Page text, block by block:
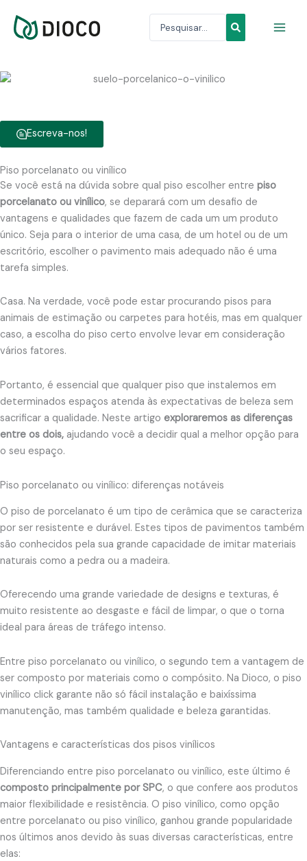
content
Escreva-nos!
Piso porcelanato ou vinílico
Se você está na dúvida sobre qual piso escolher entre piso
porcelanato ou vinílico, se deparará com um desafio de
vantagens e qualidades que fazem de cada um um produto
único. Seja para o interior de uma casa, de um hotel ou de um
escritório, escolher o pavimento mais adequado não é uma
tarefa simples.
Casa. Na verdade, você pode estar procurando pisos para
animais de estimação ou carpetes para hotéis, mas em qualquer
caso, a escolha do piso certo envolve levar em consideração
vários fatores.
Portanto, é essencial que qualquer piso que instalemos em
determinados espaços atenda às expectativas de beleza sem
sacrificar a qualidade. Neste artigo exploraremos as diferenças
entre os dois, ajudando você a decidir qual a melhor opção para
o seu espaço.
Piso porcelanato ou vinílico: diferenças notáveis
O piso de porcelanato é um tipo de cerâmica que se caracteriza
por ser resistente e durável. Estes tipos de pavimentos também
são conhecidos pela sua grande capacidade de imitar materiais
naturais como a pedra ou a madeira.
Oferecendo uma grande variedade de designs e texturas, é
muito resistente ao desgaste e fácil de limpar, o que o torna
ideal para áreas de tráfego intenso.
Entre piso porcelanato ou vinílico, o segundo tem a vantagem de
ser composto por materiais como o compósito. Na Dioco, o piso
vinílico click garante não só fácil instalação e baixíssima
manutenção, mas também qualidade e beleza garantidas.
Vantagens e características dos pisos vinílicos
Diferenciando entre piso porcelanato ou vinílico, este último é
composto principalmente por SPC, o que confere aos produtos
maior flexibilidade e resistência. O piso vinílico, como opção
entre porcelanato ou piso vinílico, ganhou grande popularidade
nos últimos anos devido às suas diversas características, entre
elas: